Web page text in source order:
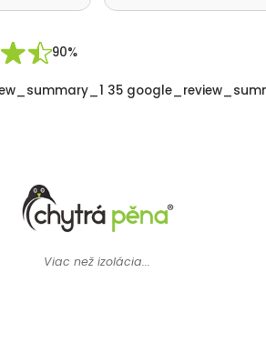
přátelský
90%
35
Viac než izolácia...